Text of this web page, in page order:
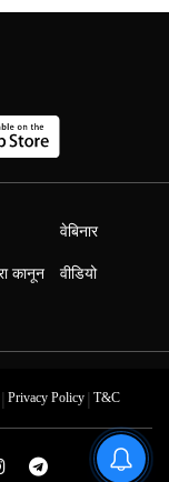
कानून
वेबिनार
वीडियो
Privacy Policy| T&C